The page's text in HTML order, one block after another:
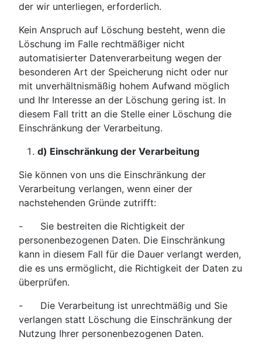
der wir unterliegen, erforderlich.
Kein Anspruch auf Löschung besteht, wenn die
Löschung im Falle rechtmäßiger nicht
automatisierter Datenverarbeitung wegen der
besonderen Art der Speicherung nicht oder nur
mit unverhältnismäßig hohem Aufwand möglich
und Ihr Interesse an der Löschung gering ist. In
diesem Fall tritt an die Stelle einer Löschung die
Einschränkung der Verarbeitung.
d) Einschränkung der Verarbeitung
Sie können von uns die Einschränkung der
Verarbeitung verlangen, wenn einer der
nachstehenden Gründe zutrifft:
- Sie bestreiten die Richtigkeit der
personenbezogenen Daten. Die Einschränkung
kann in diesem Fall für die Dauer verlangt werden,
die es uns ermöglicht, die Richtigkeit der Daten zu
überprüfen.
- Die Verarbeitung ist unrechtmäßig und Sie
verlangen statt Löschung die Einschränkung der
Nutzung Ihrer personenbezogenen Daten.